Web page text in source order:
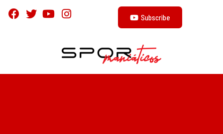
Subscribe